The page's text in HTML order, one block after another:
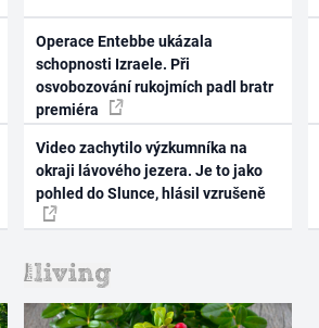
Operace Entebbe ukázala
schopnosti Izraele. Při
osvobozování rukojmích padl bratr
premiéra
Video zachytilo výzkumníka na
okraji lávového jezera. Je to jako
pohled do Slunce, hlásil vzrušeně